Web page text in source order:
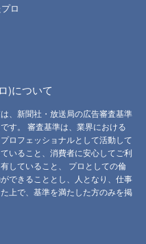
ロ
)について
、新聞社・放送局の広告審査基準
す。 審査基準は、業界における
ロフェッショナルとして活動して
いること、消費者に安心してご利
していること、 プロとしての倫
できることとし、人となり、仕事
上で、基準を満たした方のみを掲